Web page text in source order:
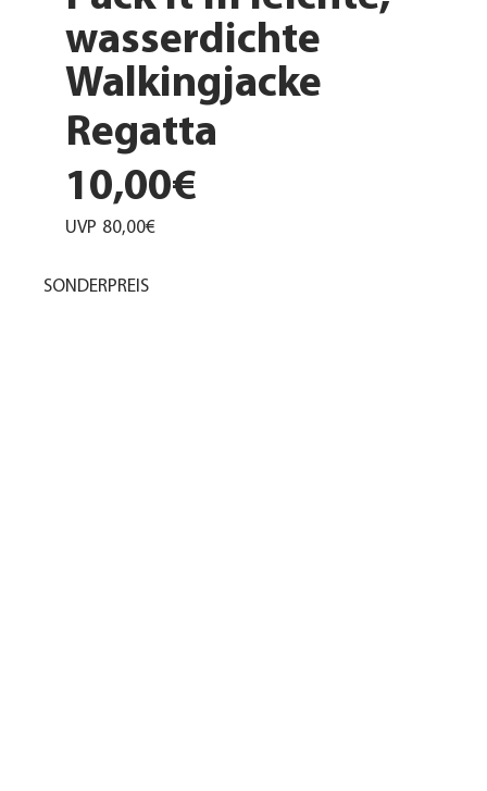
wasserdichte
Walkingjacke
Regatta
10,00€
UVP 80,00€
SONDERPREIS